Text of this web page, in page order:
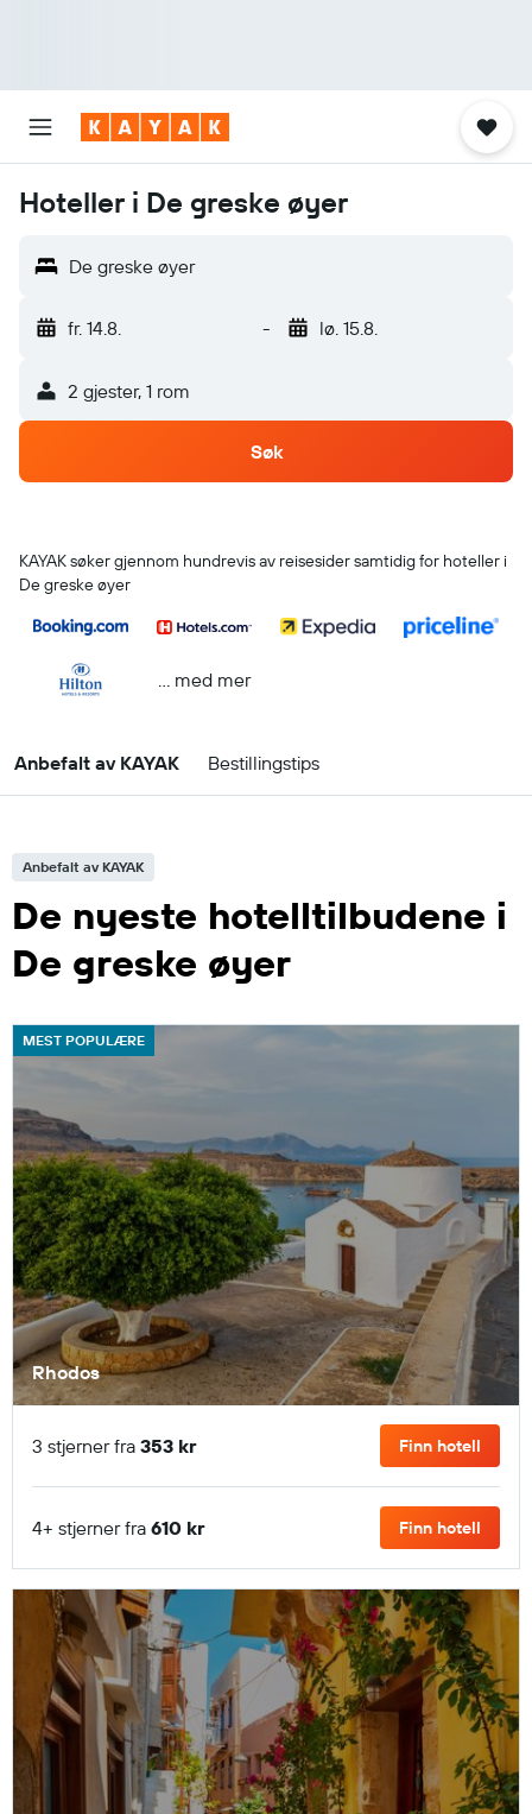
Hoteller i De greske øyer
De greske øyer
fr. 14.8. - lø. 15.8.
2 gjester, 1 rom
Søk
KAYAK søker gjennom hundrevis av reisesider samtidig for hoteller i
De greske øyer
… med mer
Anbefalt av KAYAK Bestillingstips
Anbefalt av KAYAK
De nyeste hotelltilbudene i
De greske øyer
MEST POPULÆRE
Rhodos
3 stjerner fra 353 kr Finn hotell
4+ stjerner fra 610 kr Finn hotell